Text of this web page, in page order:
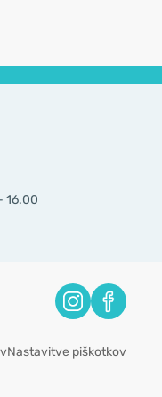
16.00
Nastavitve piškotkov